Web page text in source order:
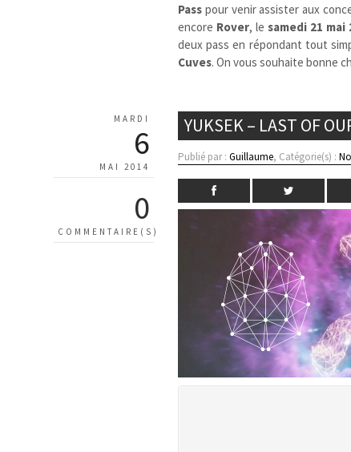
Pass pour venir assister aux
encore Rover, lesamedi 21 mai
deux pass en répondant tout
Cuves. On vous souhaite bonne
MARDI
6
MAI 2014
0
COMMENTAIRE(S)
YUKSEK – LAST OF
Publié par :Guillaume, Catégorie(s) :